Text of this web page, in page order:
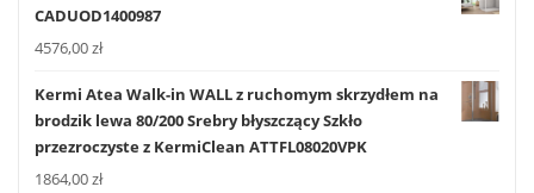
CADUOD1400987
4576,00zł
Kermi Atea Walk-in WALL z ruchomym skrzydłem na
brodzik lewa 80/200 Srebry błyszczący Szkło
przezroczyste z KermiClean ATTFL08020VPK
1864,00zł